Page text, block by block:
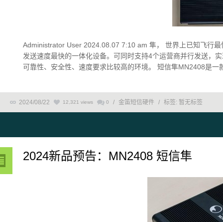
Administrator User 2024.08.07 7:10 am 隼， 世界上已知飞行
发送速度最快的一体化设备。可同时支持4个运营商并行发送，
可靠性、安全性、速度要求比较高的环境。 短信隼MN2408是
2024/08/22 12,321 views 0 / 金笛短信硬件 / 标签: 暂无标签
2024新品预告：MN2408 短信隼